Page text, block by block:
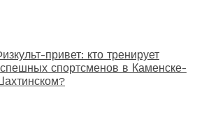
привет: кто тренирует
спортсменов в Каменске-